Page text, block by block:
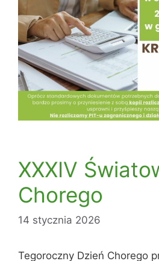
XXXIV
Chorego
14 stycznia 2026
Tegoroczny Dzień Chorego